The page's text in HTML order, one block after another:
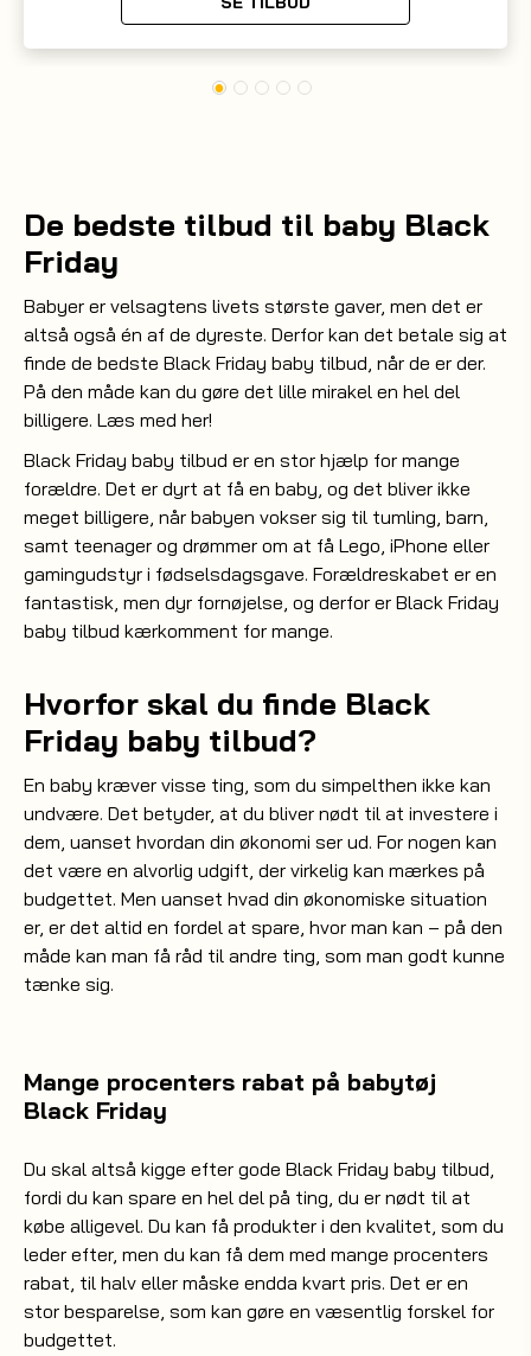
De bedste tilbud til baby Black
Friday
Babyer er velsagtens livets største gaver, men det er
altså også én af de dyreste. Derfor kan det betale sig at
finde de bedste Black Friday baby tilbud, når de er der.
På den måde kan du gøre det lille mirakel en hel del
billigere. Læs med her!
Black Friday baby tilbud er en stor hjælp for mange
forældre. Det er dyrt at få en baby, og det bliver ikke
meget billigere, når babyen vokser sig til tumling, barn,
samt teenager og drømmer om at få Lego, iPhone eller
gamingudstyr i fødselsdagsgave. Forældreskabet er en
fantastisk, men dyr fornøjelse, og derfor er Black Friday
baby tilbud kærkomment for mange.
Hvorfor skal du finde Black
Friday baby tilbud?
En baby kræver visse ting, som du simpelthen ikke kan
undvære. Det betyder, at du bliver nødt til at investere i
dem, uanset hvordan din økonomi ser ud. For nogen kan
det være en alvorlig udgift, der virkelig kan mærkes på
budgettet. Men uanset hvad din økonomiske situation
er, er det altid en fordel at spare, hvor man kan – på den
måde kan man få råd til andre ting, som man godt kunne
tænke sig.
Mange procenters rabat på babytøj
Black Friday
Du skal altså kigge efter gode Black Friday baby tilbud,
fordi du kan spare en hel del på ting, du er nødt til at
købe alligevel. Du kan få produkter i den kvalitet, som du
leder efter, men du kan få dem med mange procenters
rabat, til halv eller måske endda kvart pris. Det er en
stor besparelse, som kan gøre en væsentlig forskel for
budgettet.